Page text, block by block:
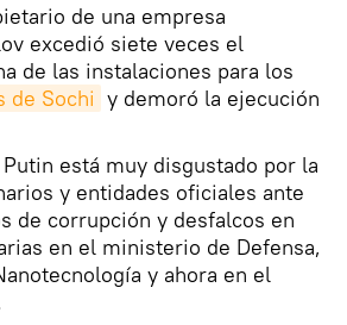
de una empresa
excedió siete veces el
de las instalaciones para los
de Sochi y demoró la ejecución
está muy disgustado por la
y entidades oficiales ante
de corrupción y desfalcos en
en el ministerio de Defensa,
y ahora en el